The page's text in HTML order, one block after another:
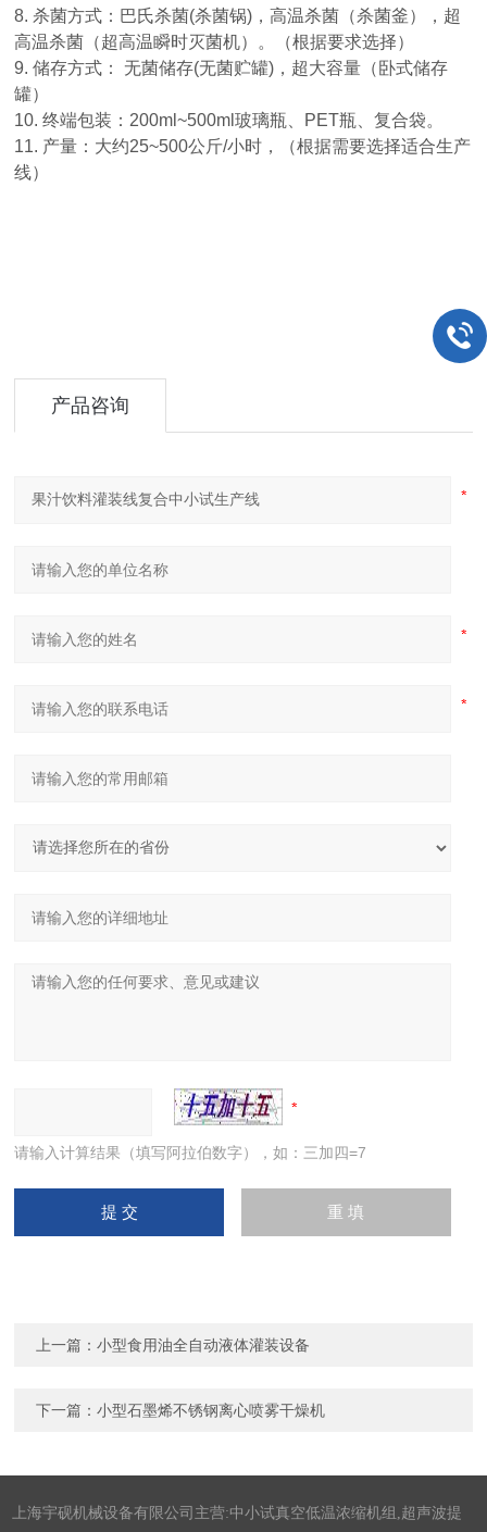
8. 杀菌方式：巴氏杀菌(杀菌锅)，高温杀菌（杀菌釜），超
高温杀菌（超高温瞬时灭菌机）。（根据要求选择）
9. 储存方式： 无菌储存(无菌贮罐)，超大容量（卧式储存
罐）
10. 终端包装：200ml~500ml玻璃瓶、PET瓶、复合袋。
11. 产量：大约25~500公斤/小时，（根据需要选择适合生产
线）
产品咨询
请输入计算结果（填写阿拉伯数字），如：三加四=7
上一篇：小型食用油全自动液体灌装设备
下一篇：小型石墨烯不锈钢离心喷雾干燥机
上海宇砚机械设备有限公司主营:中小试真空低温浓缩机组,超声波提